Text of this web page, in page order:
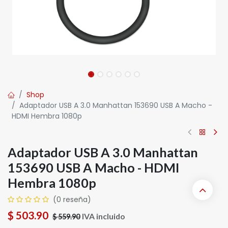
Shop
Adaptador USB A 3.0 Manhattan 153690 USB A Macho -
HDMI Hembra 1080p
Adaptador USB A 3.0 Manhattan
153690 USB A Macho - HDMI
Hembra 1080p
(0 reseña)
$ 503.90 $559.90 IVA incluido